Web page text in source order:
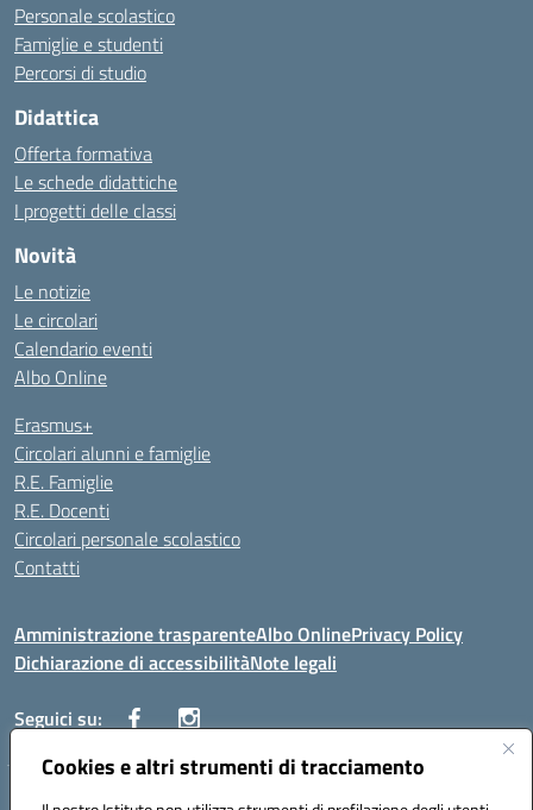
Cookies e altri strumenti di tracciamento
Personale scolastico
Famiglie e studenti
Percorsi di studio
Didattica
Offerta formativa
Le schede didattiche
I progetti delle classi
Novità
Le notizie
Le circolari
Calendario eventi
Albo Online
Erasmus+
Circolari alunni e famiglie
R.E. Famiglie
R.E. Docenti
Circolari personale scolastico
Contatti
Amministrazione trasparenteAlbo OnlinePrivacy Policy
Dichiarazione di accessibilitàNote legali
Seguici su:
VIALE ITALIA , 13 91011 ALCAMO (TP)